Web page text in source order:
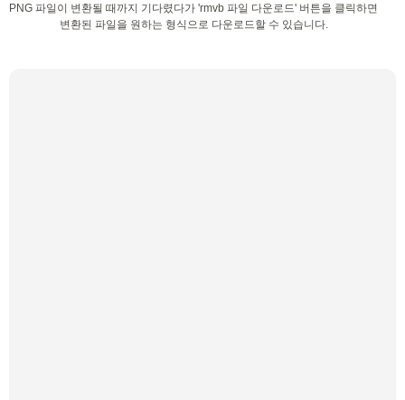
PNG 파일이 변환될 때까지 기다렸다가 'rmvb 파일 다운로드' 버튼을 클릭하면
변환된 파일을 원하는 형식으로 다운로드할 수 있습니다.